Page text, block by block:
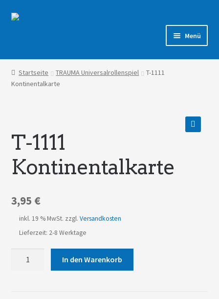
Zur
Zum
Menü
Shop
Forum
Startseite TRAUMA Universalrollenspiel
T-1111
Kontinentalkarte
T-1111
Kontinentalkarte
3,95 €
inkl. 19 % MwSt. zzgl. Versandkosten
Lieferzeit: 2-8 Werktage
In den Warenkorb